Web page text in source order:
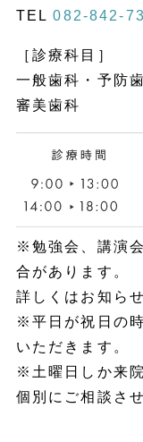
TEL082-842-
［診療科目］
一般歯科・予防
審美歯科
※勉強会、講演
合があります。
詳しくはお知ら
※平日が祝日の
いただきます。
※土曜日しか来
個別にご相談さ